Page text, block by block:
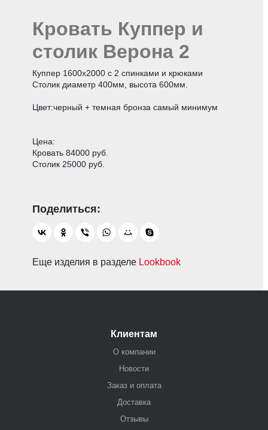
Кровать Куппер и
столик Верона 2
Куппер 1600х2000 с 2 спинками и крюками
Столик диаметр 400мм, высота 600мм.
Цвет:черный + темная бронза самый минимум
Цена:
Кровать 84000 руб.
Столик 25000 руб.
Еще изделия в разделе Lookbook
Клиентам
О компании
Новости
Заказ и оплата
Доставка
Отзывы